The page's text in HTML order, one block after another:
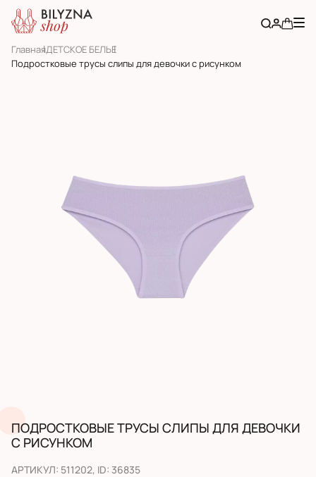
ГлавнаяДЕТСКОЕ БЕЛЬЕ
Подростковые трусы слипы для девочки с рисунком
ПОДРОСТКОВЫЕ ТРУСЫ СЛИПЫ ДЛЯ ДЕВОЧКИ
С РИСУНКОМ
АРТИКУЛ: 511202, ID: 36835